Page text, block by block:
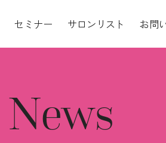
セミナー サロンリスト お問
News